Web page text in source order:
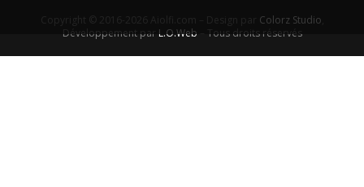
Colorz Studio
Développement par L.O.Web – Tous droits réservés